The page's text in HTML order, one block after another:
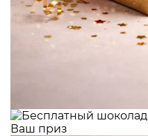
Ваш приз